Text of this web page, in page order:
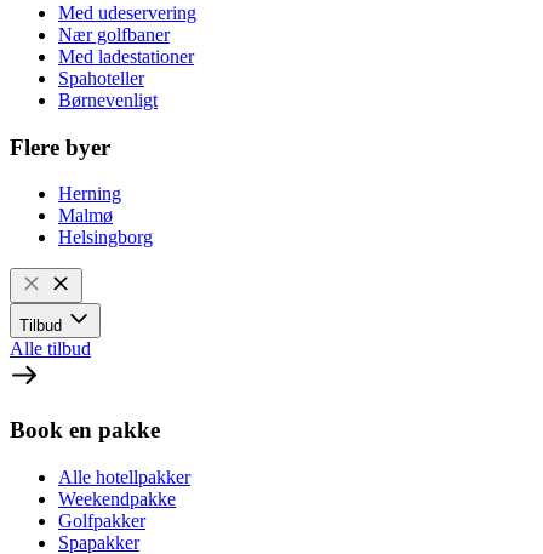
Med udeservering
Nær golfbaner
Med ladestationer
Spahoteller
Børnevenligt
Flere byer
Herning
Malmø
Helsingborg
Tilbud
Alle tilbud
Book en pakke
Alle hotellpakker
Weekendpakke
Golfpakker
Spapakker